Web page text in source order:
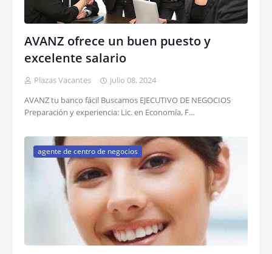
AVANZ ofrece un buen puesto y
excelente salario
Plazas Vacantes
julio 08, 2024
AVANZ tu banco fácil Buscamos EJECUTIVO DE NEGOCIOS
Preparación y experiencia: Lic. en Economía, F…
agente de centro de negocios